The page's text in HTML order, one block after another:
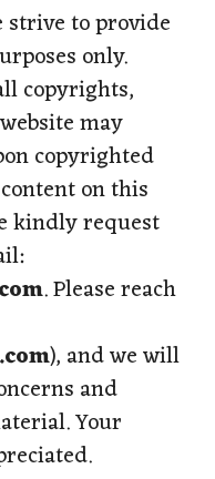
strive to provide
only.
copyrights,
may
copyrighted
on this
kindly request
. Please reach
), and we will
and
Your